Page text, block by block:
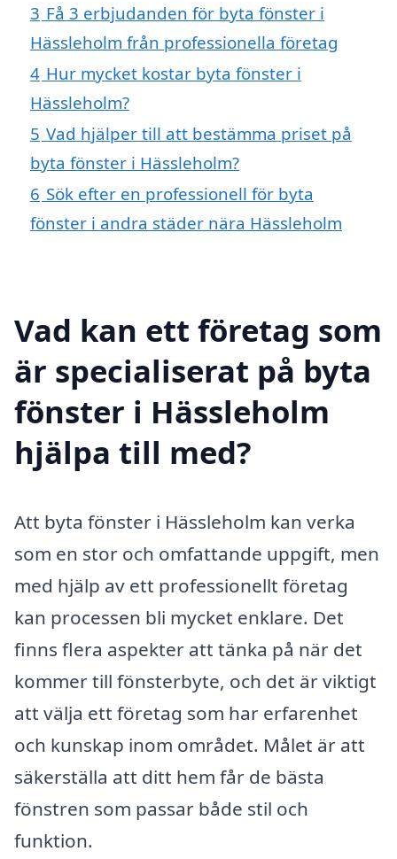
3 Få 3 erbjudanden för byta fönster i
Hässleholm från professionella företag
4 Hur mycket kostar byta fönster i
Hässleholm?
5 Vad hjälper till att bestämma priset på
byta fönster i Hässleholm?
6 Sök efter en professionell för byta
fönster i andra städer nära Hässleholm
Vad kan ett företag som
är specialiserat på byta
fönster i Hässleholm
hjälpa till med?
Att byta fönster i Hässleholm kan verka
som en stor och omfattande uppgift, men
med hjälp av ett professionellt företag
kan processen bli mycket enklare. Det
finns flera aspekter att tänka på när det
kommer till fönsterbyte, och det är viktigt
att välja ett företag som har erfarenhet
och kunskap inom området. Målet är att
säkerställa att ditt hem får de bästa
fönstren som passar både stil och
funktion.